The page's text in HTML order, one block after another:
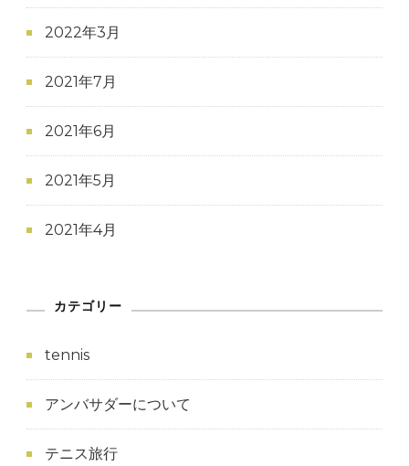
2022年3月
2021年7月
2021年6月
2021年5月
2021年4月
カテゴリー
tennis
アンバサダーについて
テニス旅行